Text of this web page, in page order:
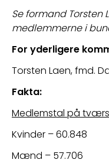
Se formand Torsten
medlemmerne i
For yderligere
Torsten Laen, fmd.
Fakta:
Medlemstal på
Kvinder – 60.848
Mænd – 57.706